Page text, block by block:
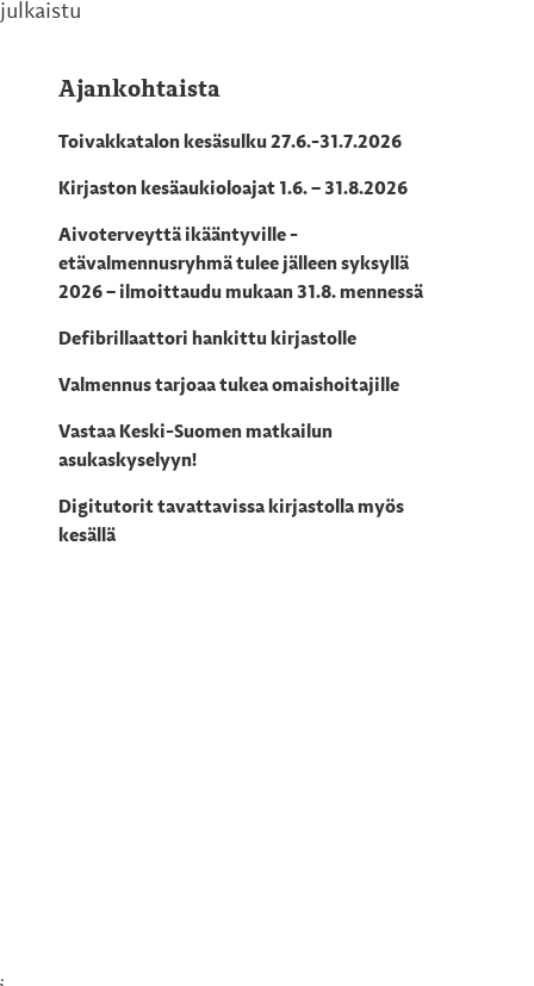
Ajankohtaista
Toivakkatalon kesäsulku 27.6.-31.7.2026
Kirjaston kesäaukioloajat 1.6. – 31.8.2026
Aivoterveyttä ikääntyville -
etävalmennusryhmä tulee jälleen syksyllä
2026 – ilmoittaudu mukaan 31.8. mennessä
Defibrillaattori hankittu kirjastolle
Valmennus tarjoaa tukea omaishoitajille
Vastaa Keski-Suomen matkailun
asukaskyselyyn!
Digitutorit tavattavissa kirjastolla myös
kesällä